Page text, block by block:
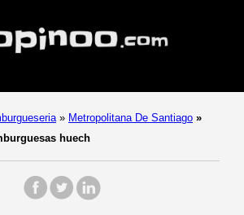
» Metropolitana De Santiago »
huech